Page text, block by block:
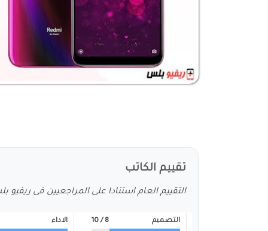
تقييم الكاتب
التقييم العام استنادا على المراجعيين فى ريفيو
التصميم 8
/ 10 الاداء